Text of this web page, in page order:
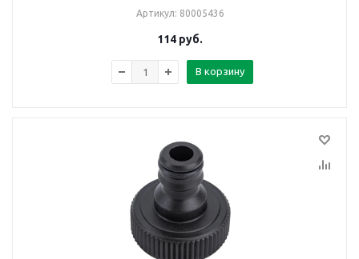
Артикул: 80005436
114 руб.
В корзину